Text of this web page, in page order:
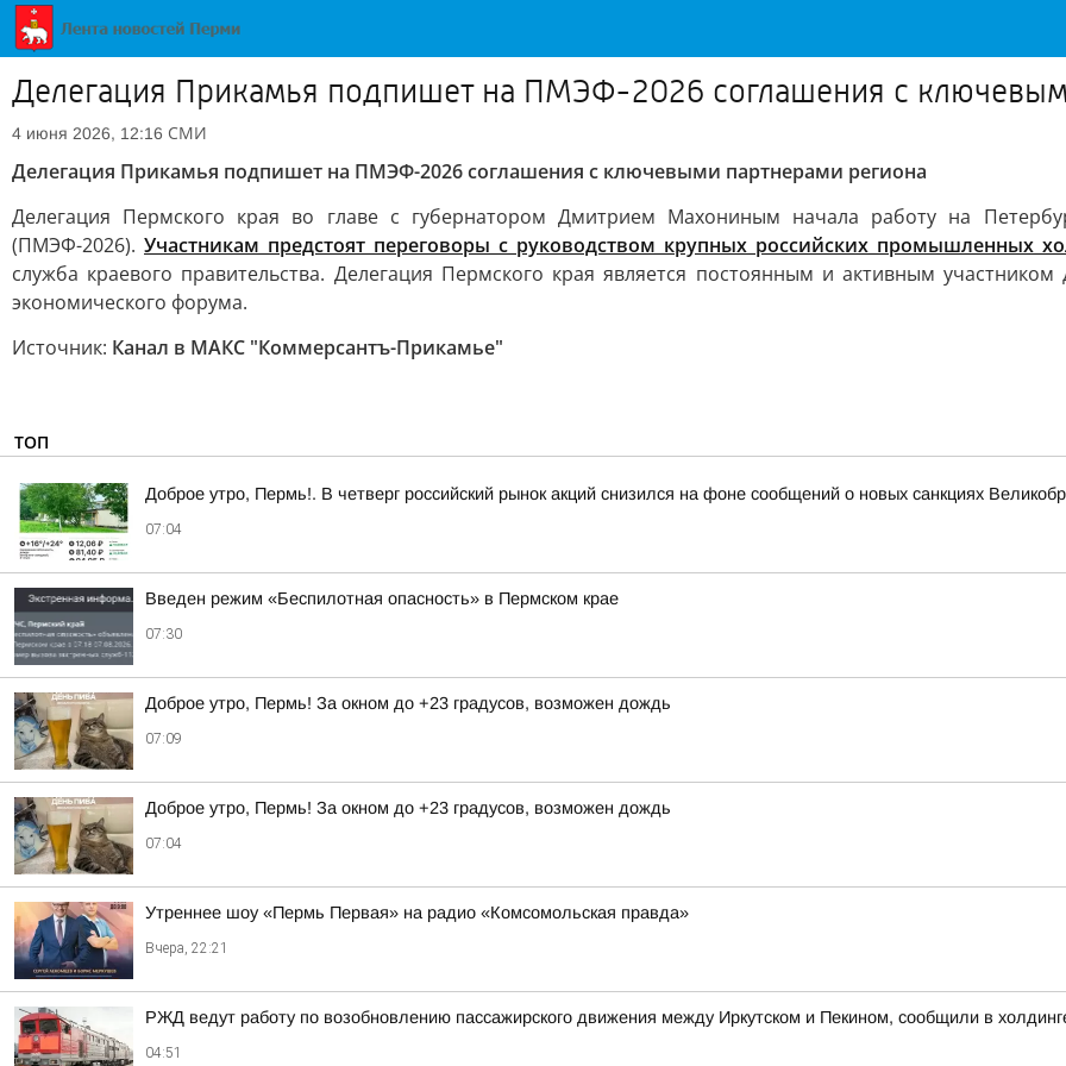
Делегация Прикамья подпишет на ПМЭФ-2026 соглашения с
4 июня 2026, 12:16 СМИ
Делегация Прикамья подпишет на ПМЭФ-2026 соглашения с ключевыми партнерами региона
Делегация Пермского края во главе с губернатором Дмитрием Махониным начала работу на
(ПМЭФ-2026). Участникам предстоят переговоры с руководством крупных российских промышленных
служба краевого правительства. Делегация Пермского края является постоянным и активным
экономического форума.
Источник: Канал в МАКС "Коммерсантъ-Прикамье"
ТОП
Доброе утро, Пермь!. В четверг российский рынок акций снизился на фоне сообщений о новых санкциях
07:04
Введен режим «Беспилотная опасность» в Пермском крае
07:30
Доброе утро, Пермь! За окном до +23 градусов, возможен дождь
07:09
Доброе утро, Пермь! За окном до +23 градусов, возможен дождь
07:04
Утреннее шоу «Пермь Первая» на радио «Комсомольская правда»
Вчера, 22:21
РЖД ведут работу по возобновлению пассажирского движения между Иркутском и Пекином, сообщили в
04:51